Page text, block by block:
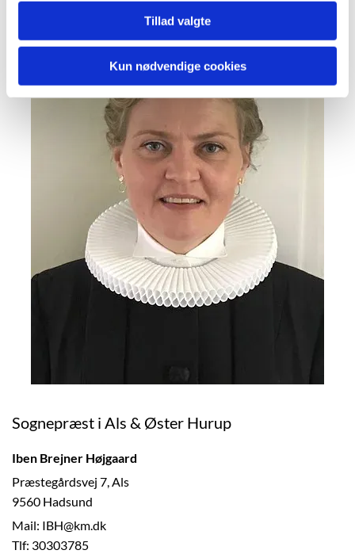
Tillad valgte
Kun nødvendige cookies
Sognepræst i Als & Øster Hurup
Iben Brejner Højgaard
Præstegårdsvej 7, Als
9560 Hadsund
Mail: IBH@km.dk
Tlf: 30303785